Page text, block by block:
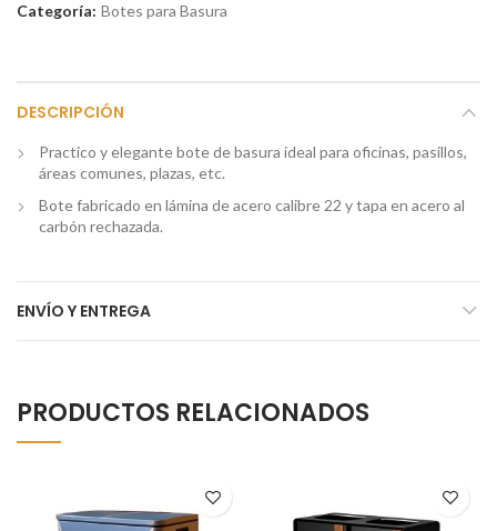
Categoría: Botes para Basura
DESCRIPCIÓN
Practico y elegante bote de basura ideal para oficinas, pasillos,
áreas comunes, plazas, etc.
Bote fabricado en lámina de acero calibre 22 y tapa en acero al
carbón rechazada.
ENVÍO Y ENTREGA
PRODUCTOS RELACIONADOS